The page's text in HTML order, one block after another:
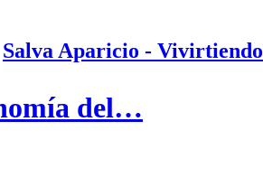
Salva Aparicio - Vivirtiendo
del…